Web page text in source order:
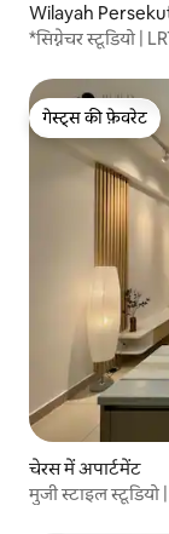
Wilayah
*सिग्नेचर स्टूडियो |
गेस्ट्स की फ़ेवरेट
गेस्ट्स की फ़ेवरेट
चेरस में अपार्टमेंट
मुजी स्टाइल स्टूडियो